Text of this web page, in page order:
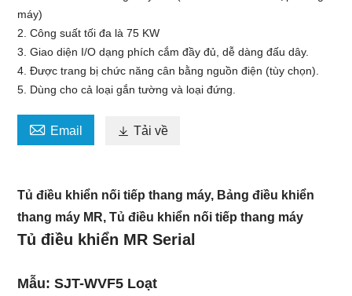
máy)
2. Công suất tối đa là 75 KW
3. Giao diện I/O dạng phích cắm đầy đủ, dễ dàng đấu dây.
4. Được trang bị chức năng cân bằng nguồn điện (tùy chọn).
5. Dùng cho cả loại gắn tường và loại đứng.
 Email  Tải về
Tủ điều khiển nối tiếp thang máy, Bảng điều khiển
thang máy MR, Tủ điều khiển nối tiếp thang máy
Tủ điều khiển MR Serial
Mẫu: SJT-WVF5 Loạt